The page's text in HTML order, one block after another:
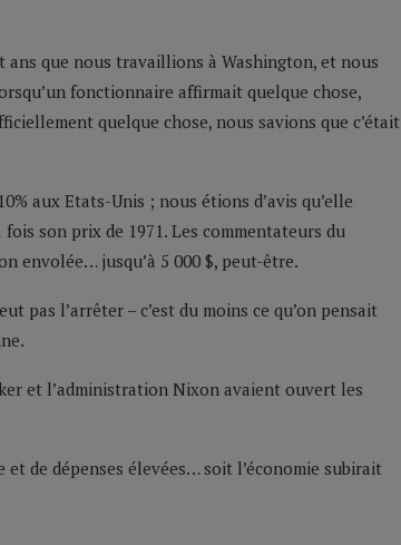
ans que nous travaillions à Washington, et nous
fonctionnaire affirmait quelque chose,
quelque chose, nous savions que c’était
aux Etats-Unis ; nous étions d’avis qu’elle
fois son prix de 1971. Les commentateurs du
envolée… jusqu’à 5 000 $, peut-être.
pas l’arrêter – c’est du moins ce qu’on pensait
et l’administration Nixon avaient ouvert les
de dépenses élevées… soit l’économie subirait